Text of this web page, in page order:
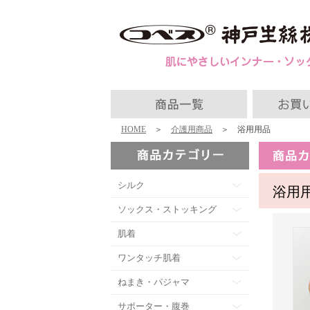
HOME ＞ 介護用商品 ＞ 浴用用品
シルク
ソックス・ストッキング
肌着
ワンタッチ肌着
ねまき・パジャマ
サポーター・腹巻
浴用